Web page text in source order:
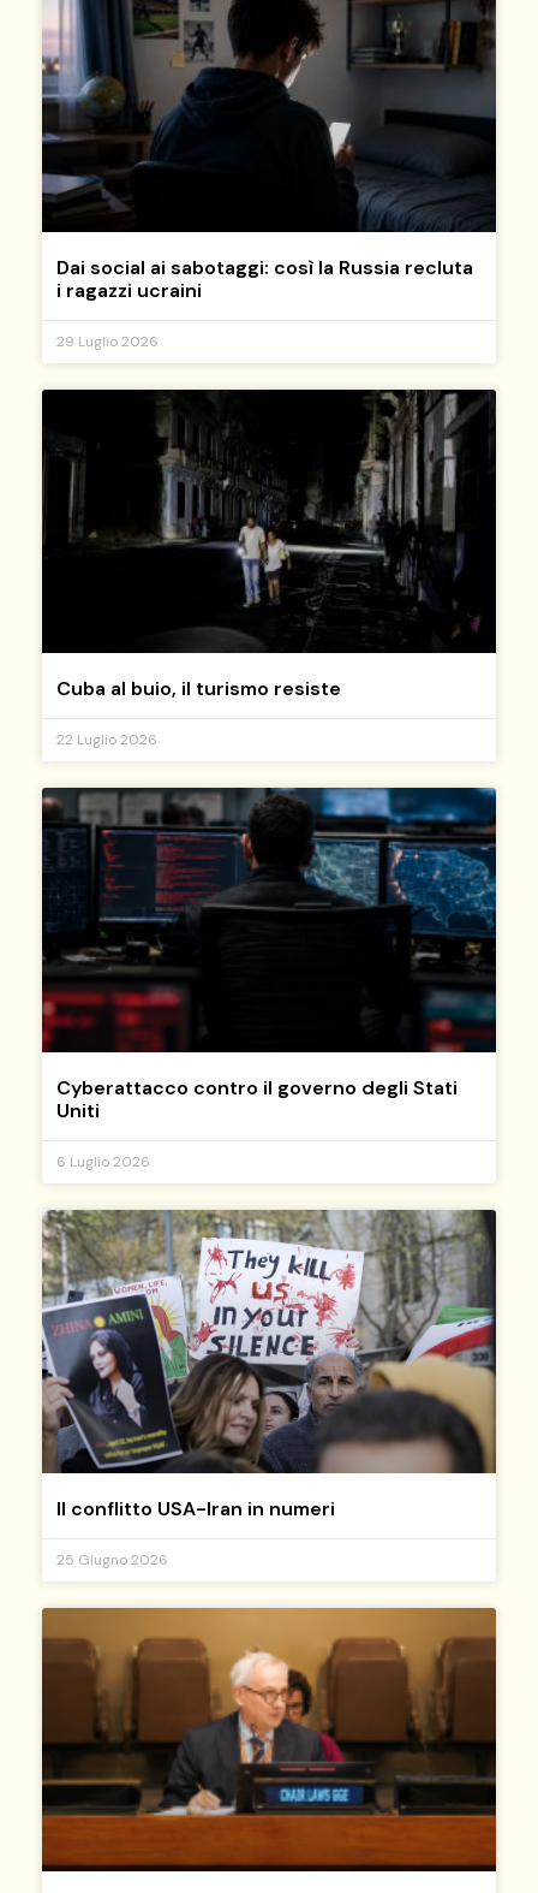
Dai social ai sabotaggi: così la Russia recluta
i ragazzi ucraini
29 Luglio 2026
Cuba al buio, il turismo resiste
22 Luglio 2026
Cyberattacco contro il governo degli Stati
Uniti
6 Luglio 2026
Il conflitto USA-Iran in numeri
25 Giugno 2026